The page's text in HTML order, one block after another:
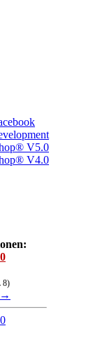
V5.0
V4.0
8)
→